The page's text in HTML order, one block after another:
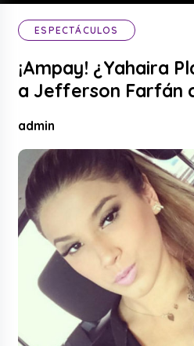
ESPECTÁCULOS
¡Ampay! ¿Yahaira
a Jefferson Farfán
admin